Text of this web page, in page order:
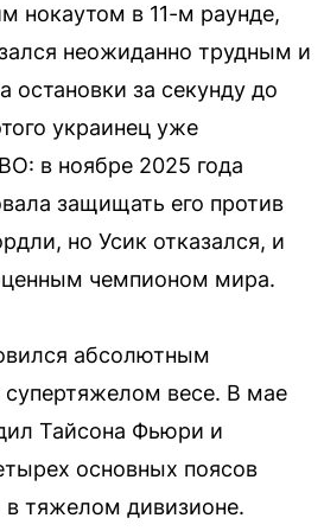
нокаутом в 11-м раунде,
неожиданно трудным и
остановки за секунду до
украинец уже
в ноябре 2025 года
защищать его против
но Усик отказался, и
чемпионом мира.
абсолютным
весе. В мае
Тайсона Фьюри и
основных поясов
в тяжелом дивизионе.